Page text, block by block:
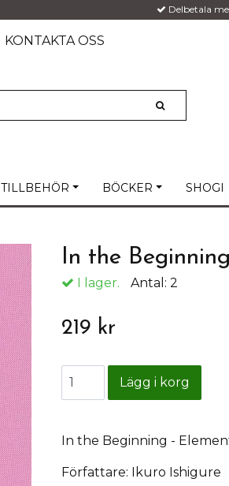
Delbetala
KONTAKTA OSS
TILLBEHÖR BÖCKER SHOGI
In the Beginning
I lager. Antal: 2
219 kr
In the Beginning -
Författare: Ikuro Ishigure